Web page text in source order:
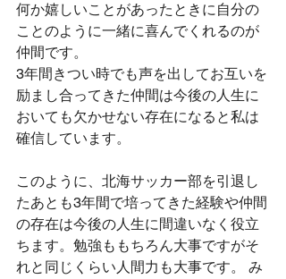
何か嬉しいことがあったときに自分の
ことのように一緒に喜んでくれるのが
仲間です。
3年間きつい時でも声を出してお互いを
励まし合ってきた仲間は今後の人生に
おいても欠かせない存在になると私は
確信しています。
このように、北海サッカー部を引退し
たあとも3年間で培ってきた経験や仲間
の存在は今後の人生に間違いなく役立
ちます。勉強ももちろん大事ですがそ
れと同じくらい人間力も大事です。 み